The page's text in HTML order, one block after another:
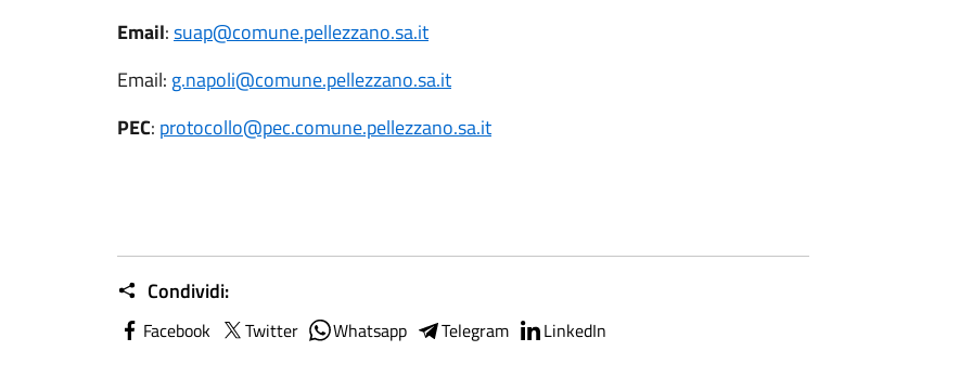
Email:suap@comune.pellezzano.sa.it
Email: g.napoli@comune.pellezzano.sa.it
PEC: protocollo@pec.comune.pellezzano.sa.it
Condividi:
Facebook Twitter Whatsapp Telegram LinkedIn